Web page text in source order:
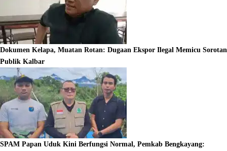
Dokumen Kelapa, Muatan Rotan: Dugaan Ekspor Ilegal Memicu Sorotan
Publik Kalbar
SPAM Papan Uduk Kini Berfungsi Normal, Pemkab Bengkayang: